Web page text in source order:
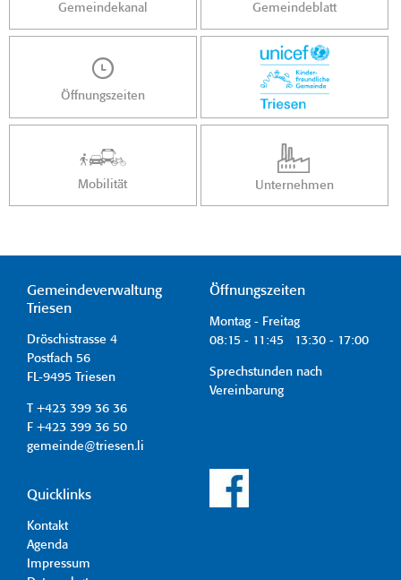
Gemeindekanal Gemeindeblatt
Öffnungszeiten
Mobilität Unternehmen
Gemeindeverwaltung
Triesen
Dröschistrasse 4
Postfach 56
FL-9495 Triesen
T +423 399 36 36
F +423 399 36 50
gemeinde@triesen.li
Öffnungszeiten
Montag - Freitag
08:15 - 11:45 13:30 - 17:00
Sprechstunden nach
Vereinbarung
Quicklinks
Kontakt
Agenda
Impressum